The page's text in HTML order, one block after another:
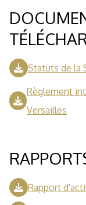
Statuts de la
Règlement
Versailles
Rapport